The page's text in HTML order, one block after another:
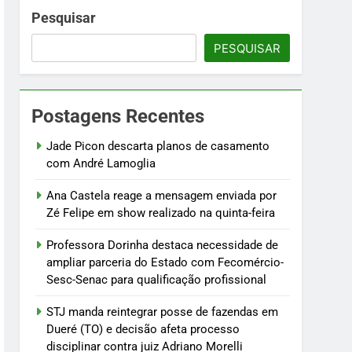
Sesc-Senac para
disciplinar contra juiz Adriano
Pesquisar
PESQUISAR
Postagens Recentes
Jade Picon descarta planos de casamento
com André Lamoglia
Ana Castela reage a mensagem enviada por
Zé Felipe em show realizado na quinta-feira
Professora Dorinha destaca necessidade de
ampliar parceria do Estado com Fecomércio-
Sesc-Senac para qualificação profissional
STJ manda reintegrar posse de fazendas em
Dueré (TO) e decisão afeta processo
disciplinar contra juiz Adriano Morelli